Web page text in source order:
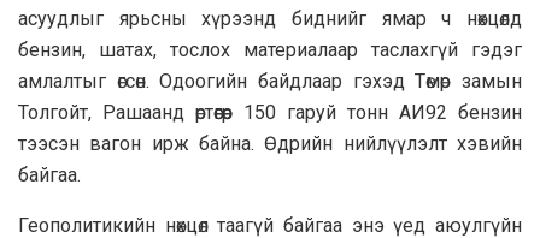
асуудлыг ярьсны хүрээнд биднийг ямар ч нөхцөлд
бензин, шатах, тослох материалаар таслахгүй гэдэг
амлалтыг өгсөн. Одоогийн байдлаар гэхэд Төмөр замын
Толгойт, Рашаанд өртөөгөөр 150 гаруй тонн АИ92 бензин
тээсэн вагон ирж байна. Өдрийн нийлүүлэлт хэвийн
байгаа.
Геополитикийн нөхцөл таагүй байгаа энэ үед аюулгүйн